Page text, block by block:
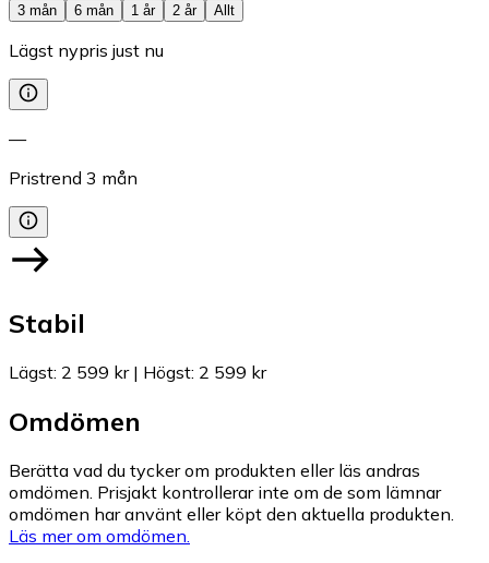
3 mån
6 mån 1 år 2 år Allt
Lägst nypris just nu
—
Pristrend 3 mån
Stabil
Lägst: 2 599 kr| Högst: 2 599 kr
Omdömen
Berätta vad du tycker om produkten eller läs andras
omdömen. Prisjakt kontrollerar inte om de som lämnar
omdömen har använt eller köpt den aktuella produkten.
Läs mer om omdömen.